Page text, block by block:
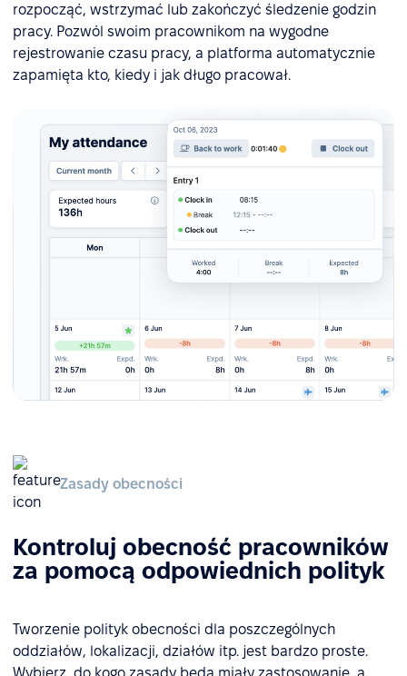
rozpocząć, wstrzymać lub zakończyć śledzenie godzin
pracy. Pozwól swoim pracownikom na wygodne
rejestrowanie czasu pracy, a platforma automatycznie
zapamięta kto, kiedy i jak długo pracował.
Zasady obecności
Kontroluj obecność pracowników
za pomocą odpowiednich polityk
Tworzenie polityk obecności dla poszczególnych
oddziałów, lokalizacji, działów itp. jest bardzo proste.
Wybierz, do kogo zasady będą miały zastosowanie, a